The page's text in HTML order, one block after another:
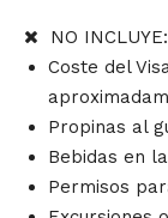
NO INCLUYE:
Coste del
Propinas al
Bebidas en
Permisos